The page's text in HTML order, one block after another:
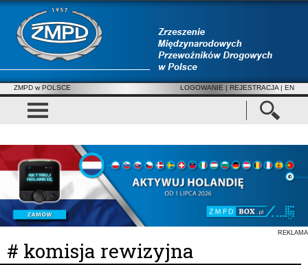
ZMPD w POLSCE LOGOWANIE | REJESTRACJA | EN
REKLAMA
# komisja rewizyjna